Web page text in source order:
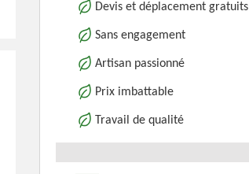
Devis et déplacement gratuits
Sans engagement
Artisan passionné
Prix imbattable
Travail de qualité